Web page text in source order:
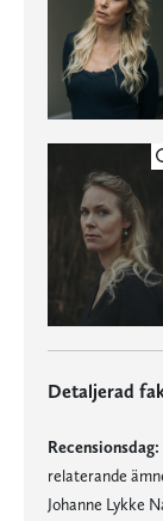
Detaljerad
Recensionsdag:
relaterande
Johanne Lykke